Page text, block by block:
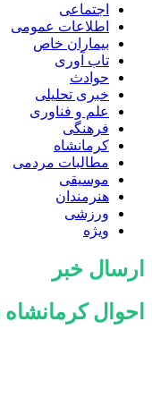
اجتماعی
اطلاعات عمومی
بیماران خاص
تاب آوری
حوادث
خبری تحلیلی
علم و فناوری
فرهنگی
کرمانشاه
مطالبات مردمی
موسیقی
هنرمندان
ورزشی
ویژه
ارسال خبر
احوال